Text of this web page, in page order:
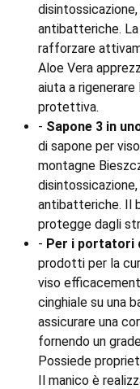
antibatteriche.
rafforzare
Aloe Vera
aiuta a
protettiva.
- Sapone 3 in
di sapone per
montagne
antibatteriche. Il
protegge dagli
- Per i portatori
prodotti per la
viso
cinghiale su una
assicurare una
fornendo un
Possiede
Il manico è